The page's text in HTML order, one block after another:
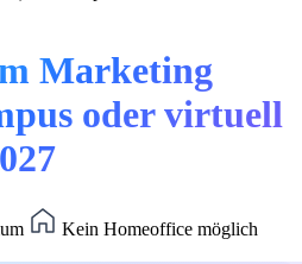
Marketing
oder virtuell
Kein Homeoffice möglich